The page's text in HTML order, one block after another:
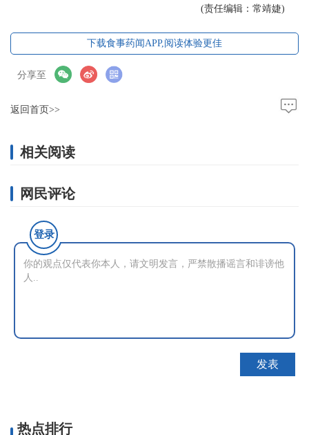
(责任编辑：常靖婕)
下载食事药闻APP,阅读体验更佳
分享至
返回首页>>
相关阅读
网民评论
登录
热点排行